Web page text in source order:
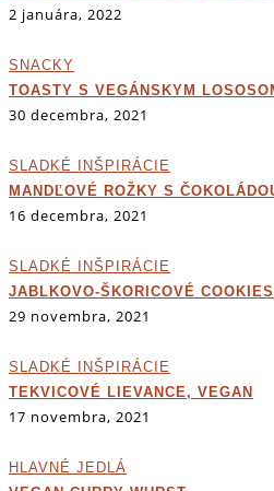
2 januára, 2022
SNACKY
TOASTY S VEGÁNSKYM
30 decembra, 2021
SLADKÉ INŠPIRÁCIE
MANDĽOVÉ ROŽKY S
16 decembra, 2021
SLADKÉ INŠPIRÁCIE
JABLKOVO-ŠKORICOVÉ
29 novembra, 2021
SLADKÉ INŠPIRÁCIE
TEKVICOVÉ LIEVANCE, VEGAN
17 novembra, 2021
HLAVNÉ JEDLÁ